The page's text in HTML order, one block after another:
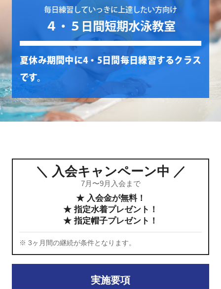
毎日練習していっきに上達したい方向け
４・５日間短期水泳教室
夏休み期間中に4・5日間毎日練習するクラス
です。
＼ 入会キャンペーン中 ／
7月〜9月入会まで
★ 入会金が無料！
★ 指定水着プレゼント！
★ 指定帽子プレゼント！
※ 3ヶ月間の継続が条件となります。
実施要項